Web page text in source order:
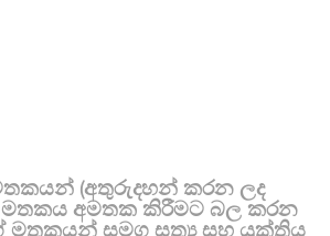
(අතුරුදහන් කරන ලද
අමතක කිරීමට බල කරන
මතකයන් සමග සත්‍ය සහ යුක්තිය